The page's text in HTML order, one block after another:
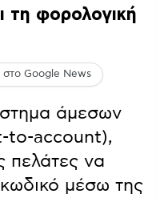
τη φορολογική
στο Google News
άμεσων
to-account),
πελάτες να
μέσω της